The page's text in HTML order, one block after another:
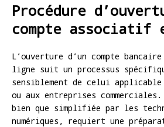
Procédure
compte associatif
L’ouverture d’un compte
ligne suit un processus
sensiblement de celui
ou aux entreprises commerciales.
bien que simplifiée par les
numériques, requiert une